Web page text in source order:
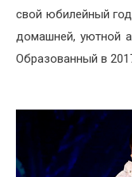
свой юбилейный
домашней, уютной
Образованный в